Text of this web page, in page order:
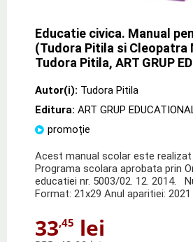
Educatie civica. Manual
(Tudora Pitila si Cleopatra
Tudora Pitila, ART GRUP
Autor(i): Tudora Pitila
Editura: ART GRUP
promoție
Acest manual scolar este
Programa scolara aprobata prin
educatiei nr. 5003/02. 12. 2014.
Format: 21x29 Anul aparitiei: 2021
33,45 lei